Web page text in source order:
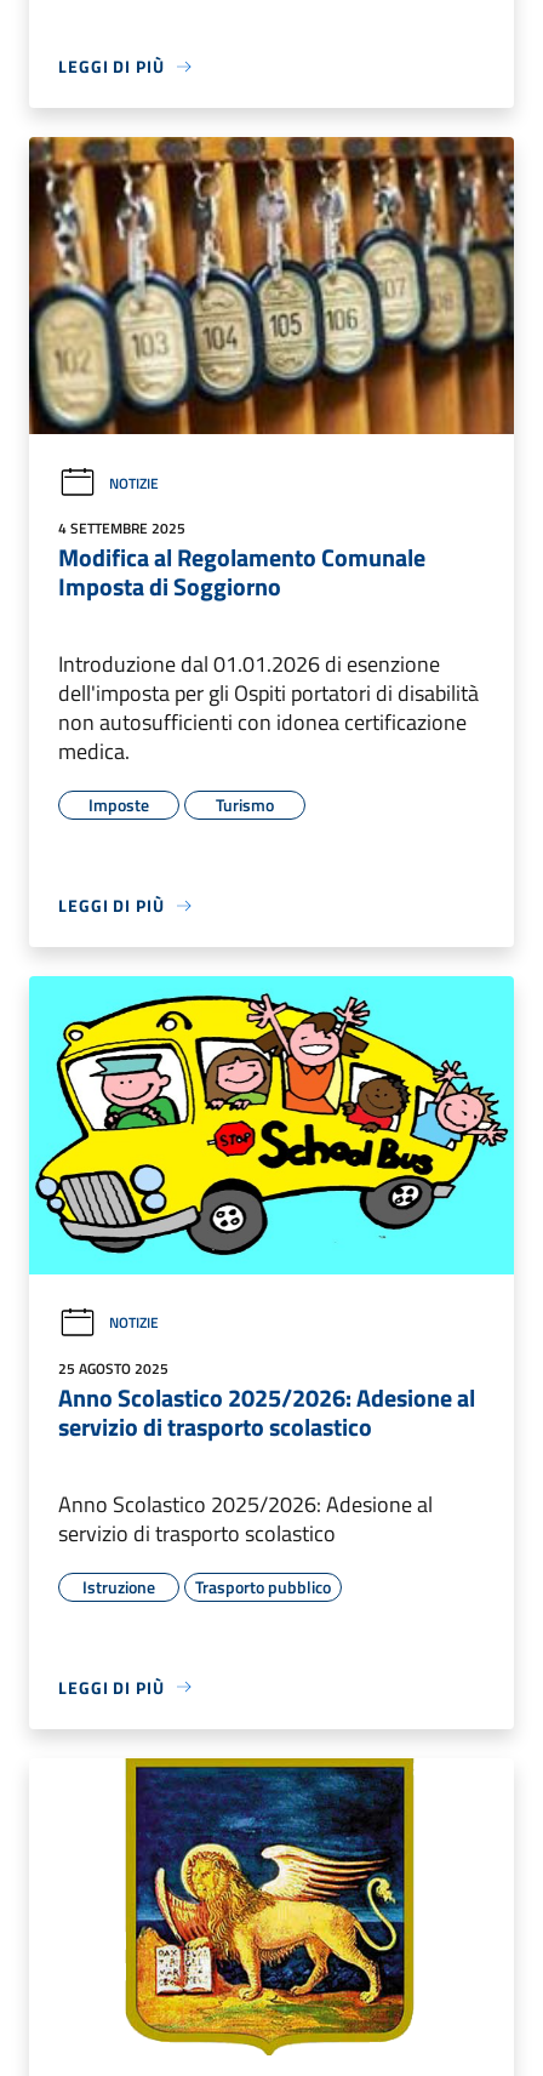
LEGGI DI PIÙ
NOTIZIE
4 SETTEMBRE 2025
Modifica al Regolamento Comunale
Imposta di Soggiorno
Introduzione dal 01.01.2026 di esenzione
dell'imposta per gli Ospiti portatori di disabilità
non autosufficienti con idonea certificazione
medica.
Imposte Turismo
LEGGI DI PIÙ
NOTIZIE
25 AGOSTO 2025
Anno Scolastico 2025/2026: Adesione al
servizio di trasporto scolastico
Anno Scolastico 2025/2026: Adesione al
servizio di trasporto scolastico
Istruzione Trasporto pubblico
LEGGI DI PIÙ